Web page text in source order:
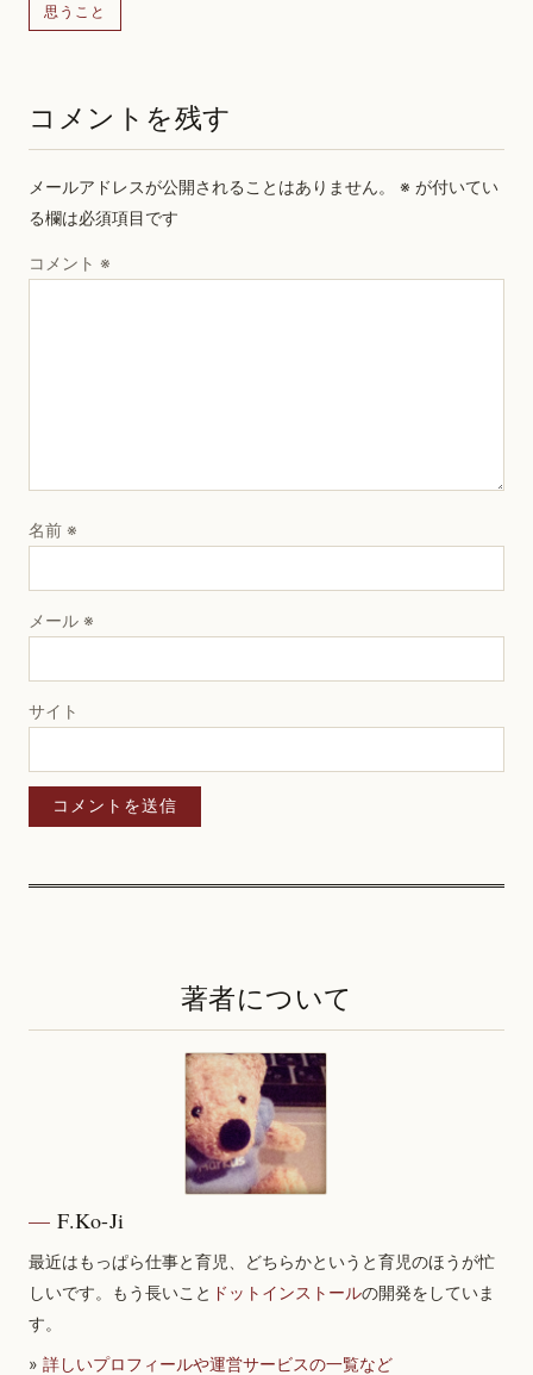
思うこと
コメントを残す
メールアドレスが公開されることはありません。 ※ が付いてい
る欄は必須項目です
コメント ※
名前 ※
メール ※
サイト
著者について
F.Ko-Ji
最近はもっぱら仕事と育児、どちらかというと育児のほうが忙
しいです。もう長いこと ドットインストールの開発をしていま
す。
» 詳しいプロフィールや運営サービスの一覧など